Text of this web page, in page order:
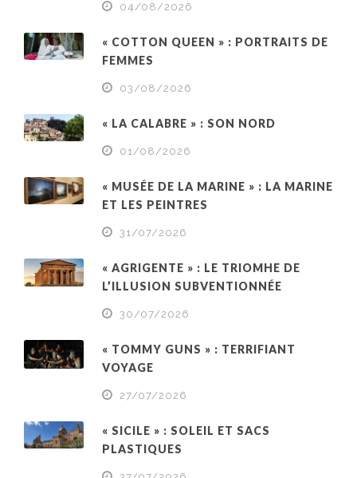
04/08/2026
« COTTON QUEEN » : PORTRAITS DE
FEMMES
03/08/2026
« LA CALABRE » : SON NORD
01/08/2026
« MUSÉE DE LA MARINE » : LA MARINE
ET LES PEINTRES
31/07/2026
« AGRIGENTE » : LE TRIOMHE DE
L’ILLUSION SUBVENTIONNÉE
30/07/2026
« TOMMY GUNS » : TERRIFIANT
VOYAGE
27/07/2026
« SICILE » : SOLEIL ET SACS
PLASTIQUES